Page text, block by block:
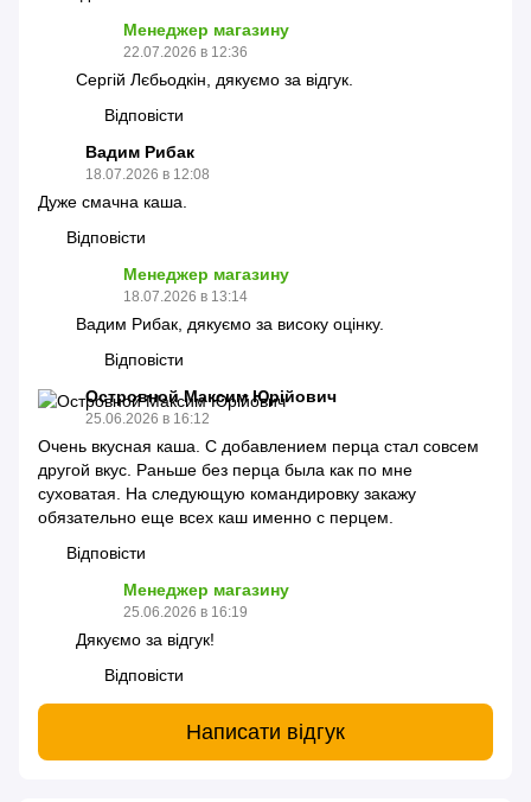
Менеджер магазину
22.07.2026 в 12:36
Сергій Лєбьодкін, дякуємо за відгук.
Відповісти
Вадим Рибак
18.07.2026 в 12:08
Дуже смачна каша.
Відповісти
Менеджер магазину
18.07.2026 в 13:14
Вадим Рибак, дякуємо за високу оцінку.
Відповісти
Островной Максим Юрійович
25.06.2026 в 16:12
Очень вкусная каша. С добавлением перца стал совсем
другой вкус. Раньше без перца была как по мне
суховатая. На следующую командировку закажу
обязательно еще всех каш именно с перцем.
Відповісти
Менеджер магазину
25.06.2026 в 16:19
Дякуємо за відгук!
Відповісти
Написати відгук